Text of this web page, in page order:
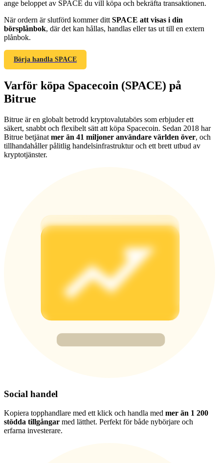
Hänvisning
Bjud in en vän för att få kontantbelöningar
Deposit CASHCAT & Win
Share 500000 CASHCAT prize pool
Exclusive for BitMart Users
Precious Metals Trading Carnival
USDT Flexible Staking | Daily Rewards
ange beloppet av SPACE du vill köpa och bekräfta transaktionen.
När ordern är slutförd kommer ditt SPACE att visas i din
börsplånbok, där det kan hållas, handlas eller tas ut till en extern
plånbok.
Börja handla SPACE
Varför köpa Spacecoin (SPACE) på
Bitrue
Bitrue är en globalt betrodd kryptovalutabörs som erbjuder ett
säkert, snabbt och flexibelt sätt att köpa Spacecoin. Sedan 2018 har
Bitrue betjänat mer än 41 miljoner användare världen över, och
tillhandahåller pålitlig handelsinfrastruktur och ett brett utbud av
kryptotjänster.
Social handel
Kopiera topphandlare med ett klick och handla med mer än 1 200
stödda tillgångar med lätthet. Perfekt för både nybörjare och
erfarna investerare.